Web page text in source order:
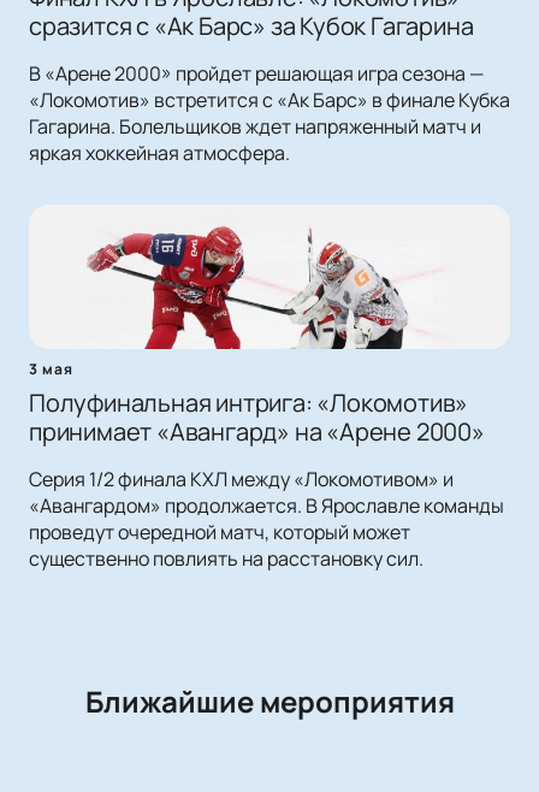
сразится с «Ак Барс» за Кубок Гагарина
В «Арене 2000» пройдет решающая игра сезона —
«Локомотив» встретится с «Ак Барс» в финале Кубка
Гагарина. Болельщиков ждет напряженный матч и
яркая хоккейная атмосфера.
3 мая
Полуфинальная интрига: «Локомотив»
принимает «Авангард» на «Арене 2000»
Серия 1/2 финала КХЛ между «Локомотивом» и
«Авангардом» продолжается. В Ярославле команды
проведут очередной матч, который может
существенно повлиять на расстановку сил.
Ближайшие мероприятия